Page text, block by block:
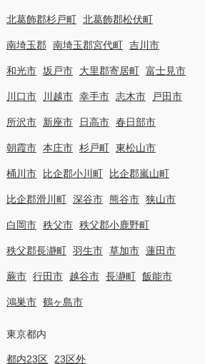
北葛飾郡杉戸町 北葛飾郡松伏町
南埼玉郡 南埼玉郡宮代町 吉川市
和光市 坂戸市 大里郡寄居町 富士見市
川口市 川越市 幸手市 志木市 戸田市
所沢市 新座市 日高市 春日部市
朝霞市 本庄市 杉戸町 東松山市
桶川市 比企郡小川町 比企郡嵐山町
比企郡滑川町 深谷市 熊谷市 狭山市
白岡市 秩父市 秩父郡小鹿野町
秩父郡長瀞町 羽生市 草加市 蓮田市
蕨市 行田市 越谷市 長瀞町 飯能市
鴻巣市 鶴ヶ島市
東京都内
都内23区 23区外